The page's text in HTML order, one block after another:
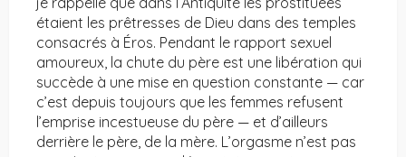
étaient les prêtresses de Dieu dans des temples
consacrés à Éros. Pendant le rapport sexuel
amoureux, la chute du père est une libération qui
succède à une mise en question constante — car
c’est depuis toujours que les femmes refusent
l’emprise incestueuse du père — et d’ailleurs
derrière le père, de la mère. L’orgasme n’est pas